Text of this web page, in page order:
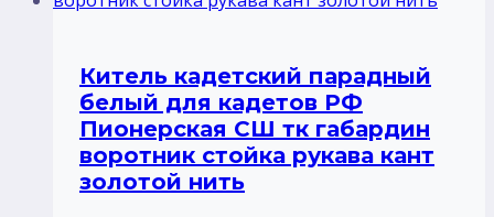
Китель кадетский парадный
белый для кадетов РФ
Пионерская СШ тк габардин
воротник стойка рукава кант
золотой нить